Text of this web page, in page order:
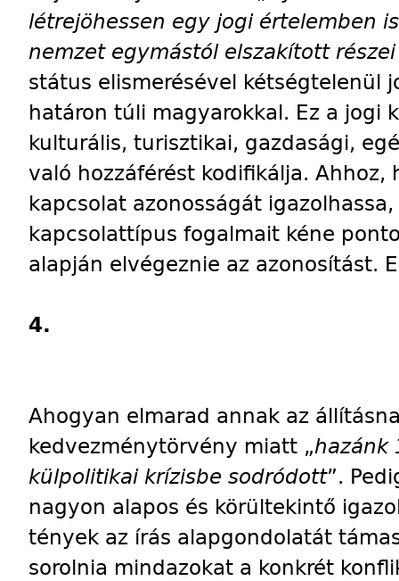
létrejöhessen egy jogi értelemben
nemzet egymástól elszakított
státus elismerésével kétségtelenül
határon túli magyarokkal. Ez a jogi
kulturális, turisztikai, gazdasági,
való hozzáférést kodifikálja. Ahhoz,
kapcsolat azonosságát
kapcsolattípus fogalmait kéne
alapján elvégeznie az azonosítást.
4.
Ahogyan elmarad annak az
kedvezménytörvény miatt „hazánk
külpolitikai krízisbe sodródott”.
nagyon alapos és körültekintő
tények az írás alapgondolatát
sorolnia mindazokat a konkrét